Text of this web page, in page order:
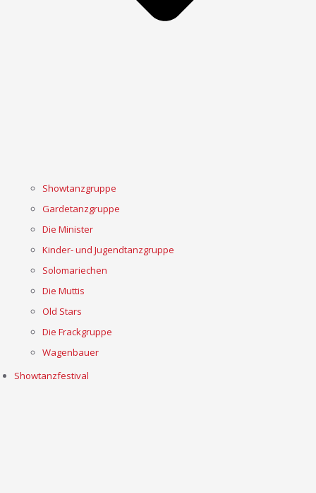
Showtanzgruppe
Gardetanzgruppe
Die Minister
Kinder- und Jugendtanzgruppe
Solomariechen
Die Muttis
Old Stars
Die Frackgruppe
Wagenbauer
Showtanzfestival